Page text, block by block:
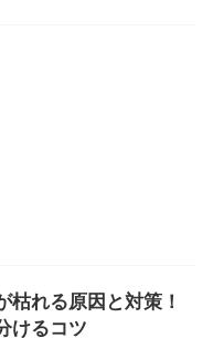
枯れる原因と対策！
けるコツ